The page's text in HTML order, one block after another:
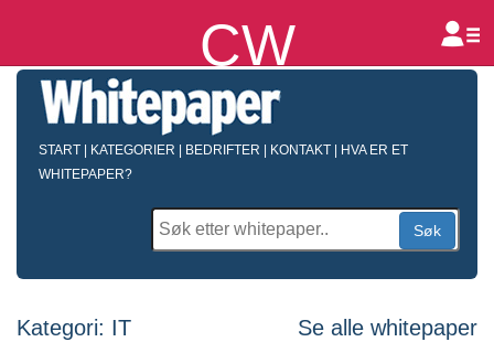
CW
START KATEGORIER BEDRIFTER KONTAKT
HVA ER ET
WHITEPAPER?
Søk
Kategori: IT
Se alle whitepaper